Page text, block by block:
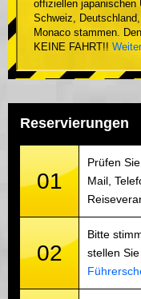
offiziellen japanischen
Schweiz,
Monaco stammen.
KEINE FAHRT!!
Reservierungen
01
Prüfen
Mail,
02
Bitte
stellen